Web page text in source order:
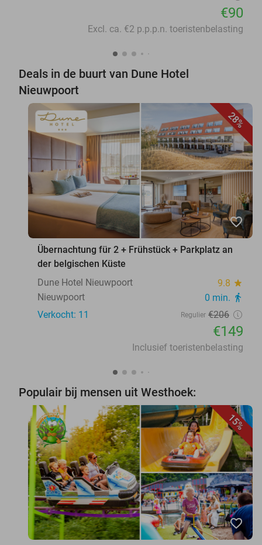
€90
Excl. ca. €2 p.p.p.n. toeristenbelasting
Deals in de buurt van Dune Hotel
Nieuwpoort
28%
favorite_border
Übernachtung für 2 + Frühstück + Parkplatz an
der belgischen Küste
Dune Hotel Nieuwpoort
9.8 star
Nieuwpoort 0 min. directions_walk
Verkocht: 11 Regulier €206
€149
Inclusief toeristenbelasting
Populair bij mensen uit Westhoek:
15%
favorite_border